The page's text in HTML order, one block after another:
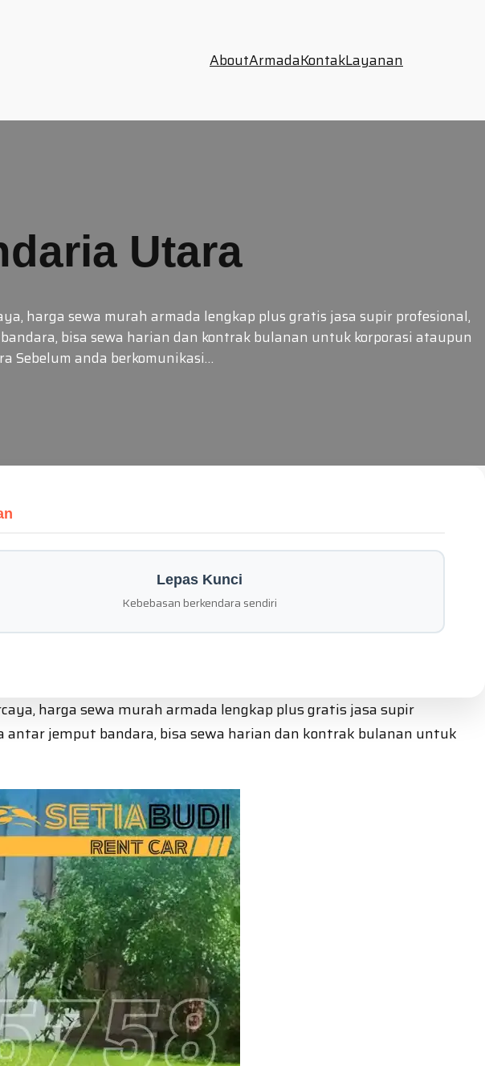
AboutArmadaKontakLayanan
Utara
harga sewa murah armada lengkap plus gratis jasa supir profesional,
bisa sewa harian dan kontrak bulanan untuk korporasi ataupun
Sebelum anda berkomunikasi…
Lepas Kunci
Kebebasan berkendara sendiri
harga sewa murah armada lengkap plus gratis jasa supir
jemput bandara, bisa sewa harian dan kontrak bulanan untuk